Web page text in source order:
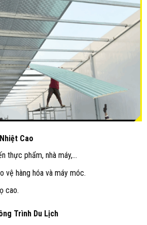
Cao
thực phẩm, nhà máy,…
vệ hàng hóa và máy móc.
cao.
Trình Du Lịch